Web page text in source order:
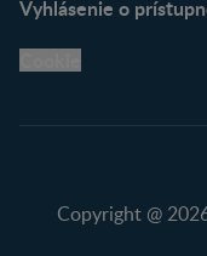
Vyhlásenie o
Copyright @